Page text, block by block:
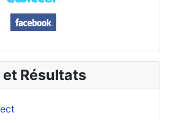
Résultats